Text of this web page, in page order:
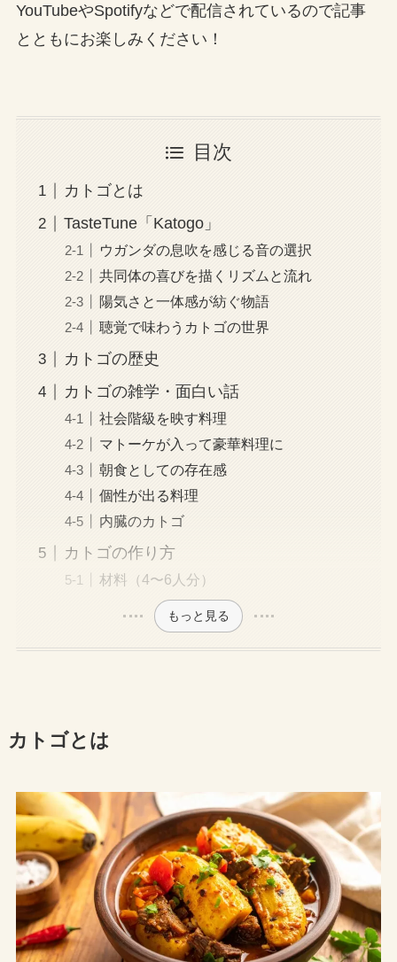
YouTubeやSpotifyなどで配信されているので記事
とともにお楽しみください！
目次
カトゴとは
TasteTune「Katogo」
ウガンダの息吹を感じる音の選択
共同体の喜びを描くリズムと流れ
陽気さと一体感が紡ぐ物語
聴覚で味わうカトゴの世界
カトゴの歴史
カトゴの雑学・面白い話
社会階級を映す料理
マトーケが入って豪華料理に
朝食としての存在感
個性が出る料理
内臓のカトゴ
カトゴの作り方
材料（4〜6人分）
もっと見る
カトゴとは